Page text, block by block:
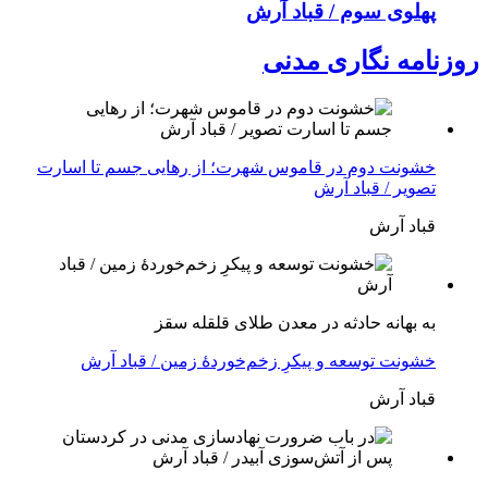
پهلوی سوم / قباد آرش
روزنامه نگاری مدنی
خشونت دوم در قاموس شهرت؛ از رهایی جسم تا اسارت
تصویر / قباد آرش
قباد آرش
بە بهانه حادثە در معدن طلای قلقله سقز
خشونت توسعه و پیکرِ زخم‌خوردهٔ زمین / قباد آرش
قباد آرش